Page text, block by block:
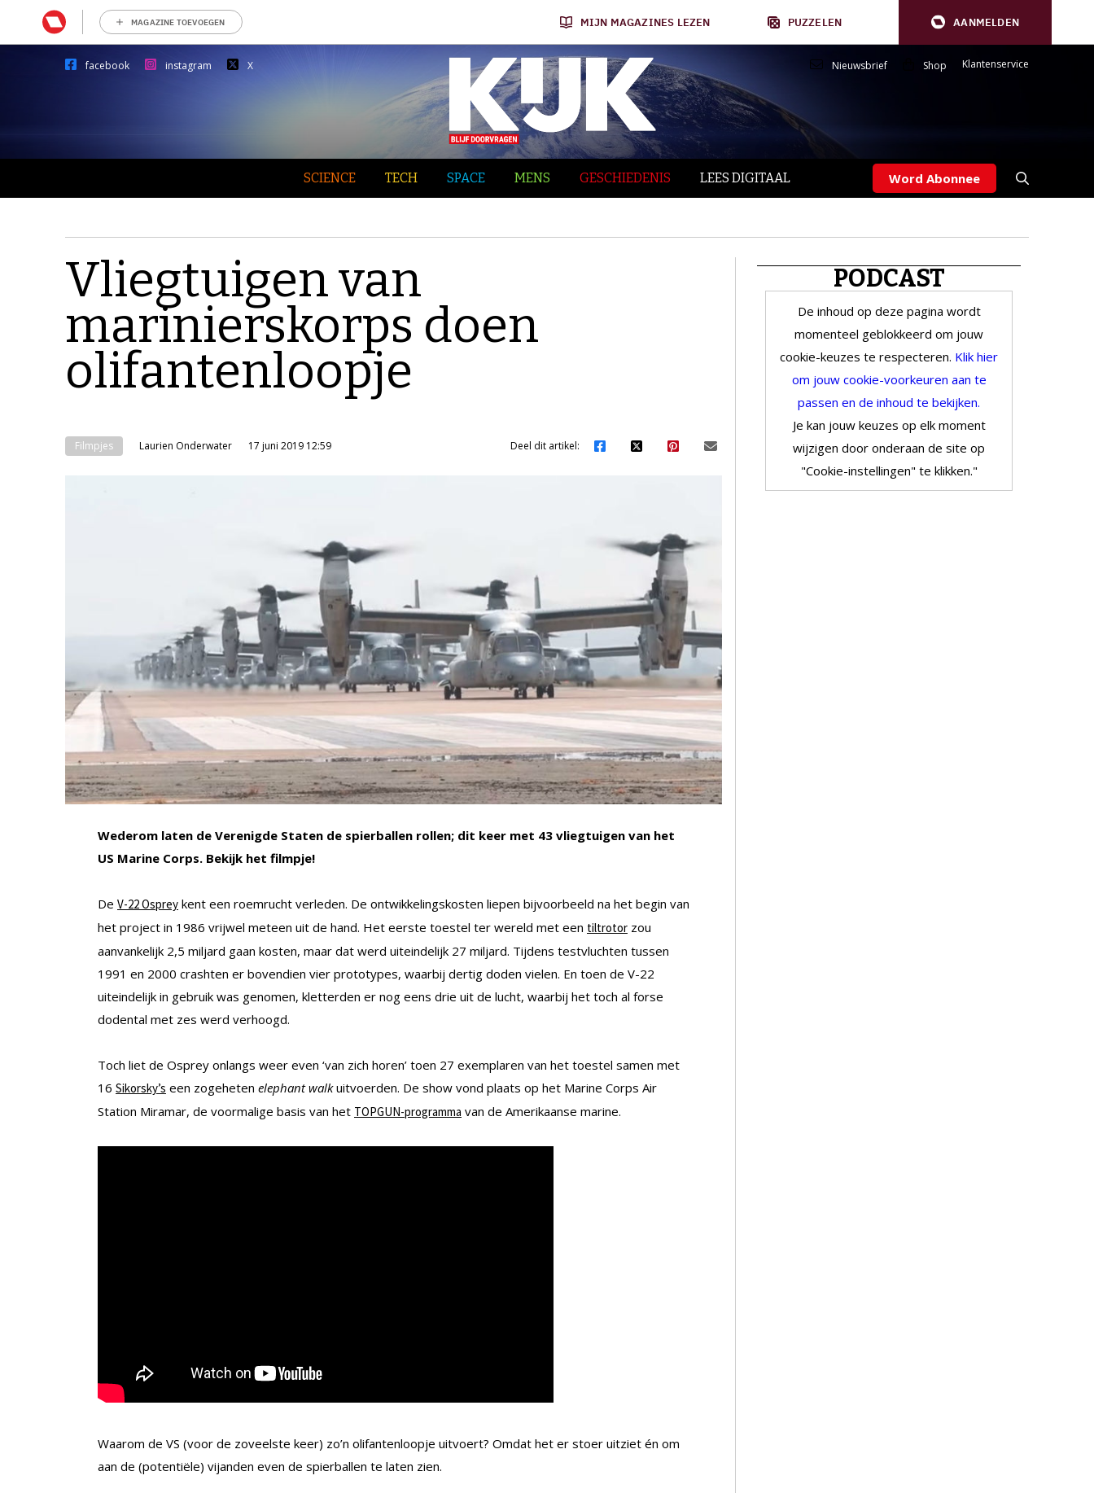
MAGAZINE TOEVOEGEN MIJN MAGAZINES LEZEN PUZZELEN AANMELDEN
facebook instagram X Nieuwsbrief Shop Klantenservice
SCIENCE TECH SPACE MENS GESCHIEDENIS LEES DIGITAAL Word Abonnee
Vliegtuigen van
marinierskorps doen
olifantenloopje
Filmpjes Laurien Onderwater 17 juni 2019 12:59 Deel dit artikel:
Wederom laten de Verenigde Staten de spierballen rollen; dit keer met 43 vliegtuigen van het
US Marine Corps. Bekijk het filmpje!
De V-22 Osprey kent een roemrucht verleden. De ontwikkelingskosten liepen bijvoorbeeld na het begin van
het project in 1986 vrijwel meteen uit de hand. Het eerste toestel ter wereld met een tiltrotor zou
aanvankelijk 2,5 miljard gaan kosten, maar dat werd uiteindelijk 27 miljard. Tijdens testvluchten tussen
1991 en 2000 crashten er bovendien vier prototypes, waarbij dertig doden vielen. En toen de V-22
uiteindelijk in gebruik was genomen, kletterden er nog eens drie uit de lucht, waarbij het toch al forse
dodental met zes werd verhoogd.
Toch liet de Osprey onlangs weer even ‘van zich horen’ toen 27 exemplaren van het toestel samen met
16 Sikorsky’s een zogeheten elephant walkuitvoerden. De show vond plaats op het Marine Corps Air
Station Miramar, de voormalige basis van het TOPGUN-programma van de Amerikaanse marine.
Waarom de VS (voor de zoveelste keer) zo’n olifantenloopje uitvoert? Omdat het er stoer uitziet én om
aan de (potentiële) vijanden even de spierballen te laten zien.
PODCAST
De inhoud op deze pagina wordt
momenteel geblokkeerd om jouw
cookie-keuzes te respecteren. Klik hier
om jouw cookie-voorkeuren aan te
passen en de inhoud te bekijken.
Je kan jouw keuzes op elk moment
wijzigen door onderaan de site op
"Cookie-instellingen" te klikken."